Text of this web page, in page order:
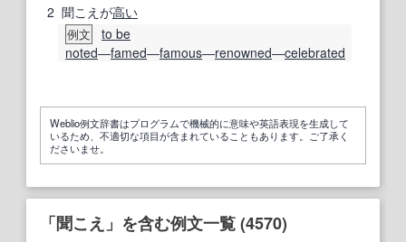
2 聞こえが高い
例文
to be
noted―famed―famous―renowned―celebrated
Weblio例文辞書はプログラムで機械的に意味や英語表現を生成して
いるため、不適切な項目が含まれていることもあります。ご了承く
ださいませ。
「聞こえ」を含む例文一覧 (4570)